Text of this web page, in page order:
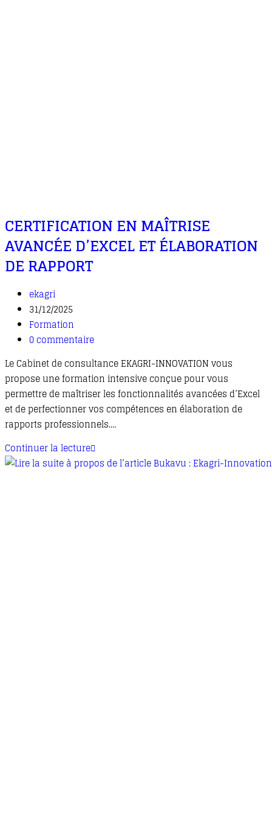
CERTIFICATION EN MAÎTRISE
AVANCÉE D’EXCEL ET ÉLABORATION
DE RAPPORT
ekagri
31/12/2025
Formation
0 commentaire
Le Cabinet de consultance EKAGRI-INNOVATION vous
propose une formation intensive conçue pour vous
permettre de maîtriser les fonctionnalités avancées d’Excel
et de perfectionner vos compétences en élaboration de
rapports professionnels.…
Continuer la lecture